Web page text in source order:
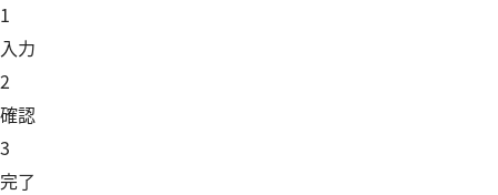
1
入力
2
確認
3
完了